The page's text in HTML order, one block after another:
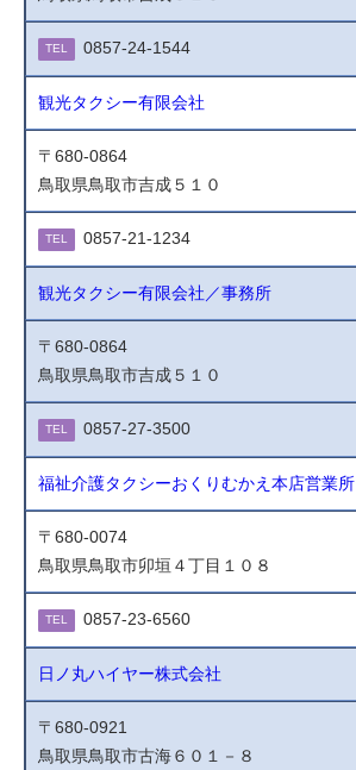
TEL 0857-24-1544
観光タクシー有限会社
〒680-0864
鳥取県鳥取市吉成５１０
TEL 0857-21-1234
観光タクシー有限会社／事務所
〒680-0864
鳥取県鳥取市吉成５１０
TEL 0857-27-3500
福祉介護タクシーおくりむかえ本店営業所
〒680-0074
鳥取県鳥取市卯垣４丁目１０８
TEL 0857-23-6560
日ノ丸ハイヤー株式会社
〒680-0921
鳥取県鳥取市古海６０１－８